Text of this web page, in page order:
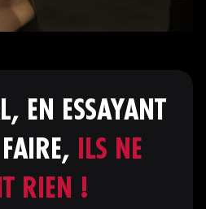
EN ESSAYANT
ILS NE
RIEN !